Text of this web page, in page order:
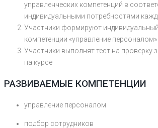
управленческих компетенций в
индивидуальными потребностями
Участники формируют
компетенции «управление персоналом»
Участники выполнят тест на проверку
на курсе
РАЗВИВАЕМЫЕ КОМПЕТЕНЦИИ
управление персоналом
подбор сотрудников